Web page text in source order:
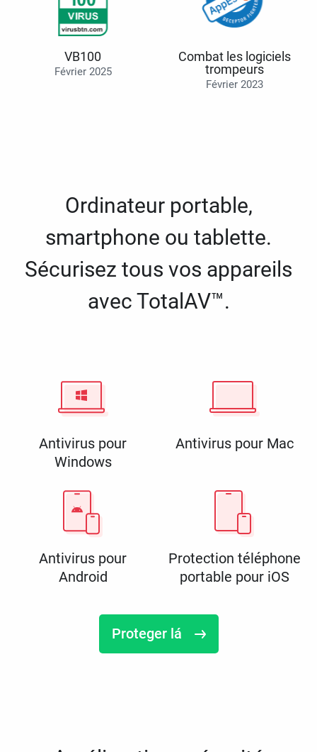
VB100
Février 2025
Combat les logiciels
trompeurs
Février 2023
Ordinateur portable,
smartphone ou tablette.
Sécurisez tous vos appareils
avec TotalAV™.
Antivirus pour
Windows
Antivirus pour Mac
Antivirus pour
Android
Protection téléphone
portable pour iOS
Proteger lá